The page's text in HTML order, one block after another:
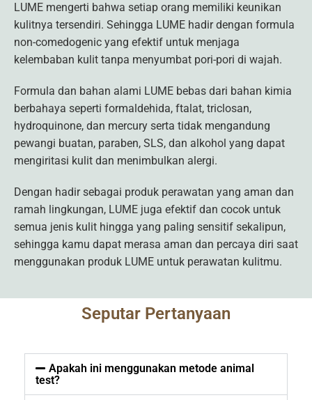
LUME mengerti bahwa setiap orang memiliki keunikan
kulitnya tersendiri. Sehingga LUME hadir dengan formula
non-comedogenic yang efektif untuk menjaga
kelembaban kulit tanpa menyumbat pori-pori di wajah.
Formula dan bahan alami LUME bebas dari bahan kimia
berbahaya seperti formaldehida, ftalat, triclosan,
hydroquinone, dan mercury serta tidak mengandung
pewangi buatan, paraben, SLS, dan alkohol yang dapat
mengiritasi kulit dan menimbulkan alergi.
Dengan hadir sebagai produk perawatan yang aman dan
ramah lingkungan, LUME juga efektif dan cocok untuk
semua jenis kulit hingga yang paling sensitif sekalipun,
sehingga kamu dapat merasa aman dan percaya diri saat
menggunakan produk LUME untuk perawatan kulitmu.
Seputar Pertanyaan
Apakah ini menggunakan metode animal
test?